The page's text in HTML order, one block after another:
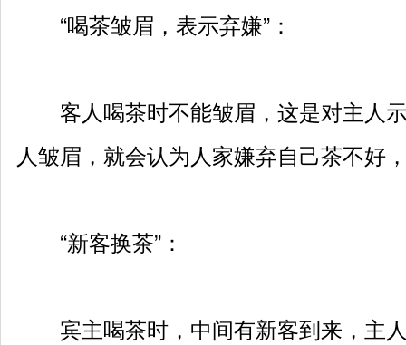
“喝茶皱眉，表示弃嫌”：
客人喝茶时不能皱眉，这是对主人
人皱眉，就会认为人家嫌弃自己茶不好
“新客换茶”：
宾主喝茶时，中间有新客到来，主